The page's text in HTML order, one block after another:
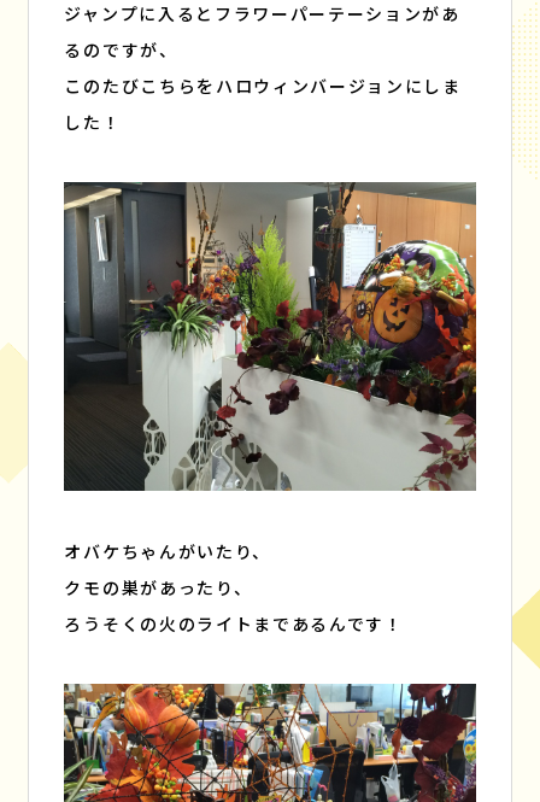
ジャンプに入るとフラワーパーテーションがあ
るのですが、
このたびこちらをハロウィンバージョンにしま
した！
オバケちゃんがいたり、
クモの巣があったり、
ろうそくの火のライトまであるんです！